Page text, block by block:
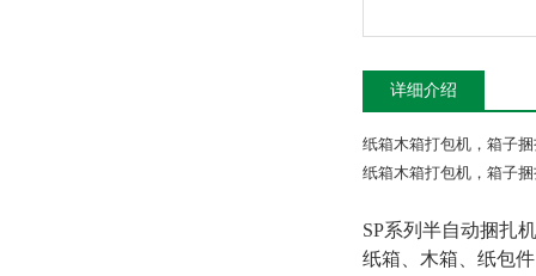
详细介绍
纸箱木箱打包机，箱子捆
纸箱木箱打包机，箱子捆
SP系列半自动捆扎
纸箱、木箱、纸包